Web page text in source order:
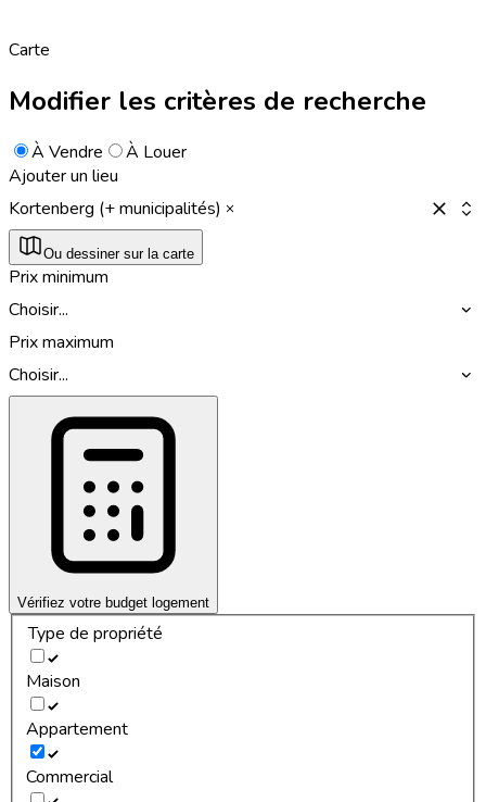
Carte
Modifier les critères de recherche
À Vendre
À Louer
Ajouter un lieu
Kortenberg (+ municipalités)
Ou dessiner sur la carte
Prix minimum
Choisir...
Prix maximum
Choisir...
Vérifiez votre budget logement
Type de propriété
Maison
Appartement
Commercial